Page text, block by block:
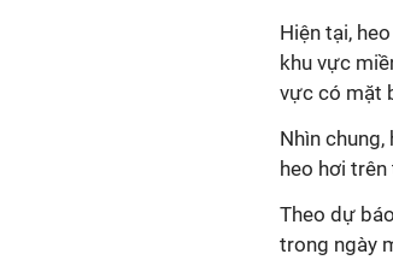
Hiện tại,
khu vực
vực có mặt
Nhìn
heo hơi
Theo dự
trong ngày